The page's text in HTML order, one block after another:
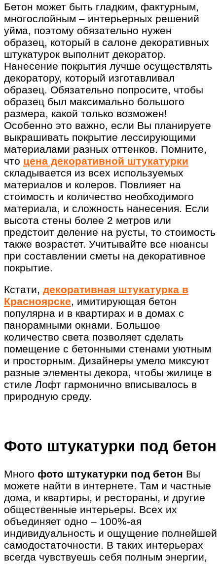
Бетон может быть гладким, фактурным,
многослойным – интерьерных решений
уйма, поэтому обязательно нужен
образец, который в салоне декоративных
штукатурок выполнит декоратор.
Нанесение покрытия лучше осуществлять
декоратору, который изготавливал
образец. Обязательно попросите, чтобы
образец был максимально большого
размера, какой только возможен!
Особенно это важно, если Вы планируете
выкрашивать покрытие лессирующими
материалами разных оттенков. Помните,
что цена декоративной штукатурки
складывается из всех используемых
материалов и колеров. Повлияет на
стоимость и количество необходимого
материала, и сложность нанесения. Если
высота стены более 2 метров или
предстоит деление на русты, то стоимость
также возрастет. Учитывайте все нюансы
при составлении сметы на декоративное
покрытие.
Кстати, декоративная штукатурка в
Красноярске, имитирующая бетон
популярна и в квартирах и в домах с
панорамными окнами. Большое
количество света позволяет сделать
помещение с бетонными стенами уютным
и просторным. Дизайнеры умело миксуют
разные элементы декора, чтобы жилице в
стиле Лофт гармонично вписывалось в
природную среду.
Фото штукатурки под бетон
Много фото штукатурки под бетон Вы
можете найти в интернете. Там и частные
дома, и квартиры, и рестораны, и другие
общественные интерьеры. Всех их
объединяет одно – 100%-ая
индивидуальность и ощущение полнейшей
самодостаточности. В таких интерьерах
всегда чувствуешь себя полным энергии,